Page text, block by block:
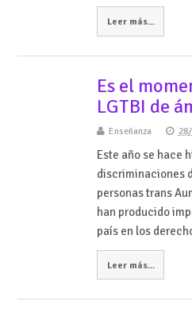
Leer más...
Es el
LGTBI de
Enseñanza
Este año se hace
discriminaciones
personas trans
han producido
país en los
Leer más...